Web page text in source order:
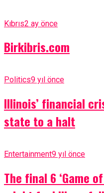
Kıbrıs2 ay önce
Birkibris.com
Politics9 yıl önce
Illinois’ financial
state to a halt
Entertainment9 yıl önce
The final 6 ‘Game